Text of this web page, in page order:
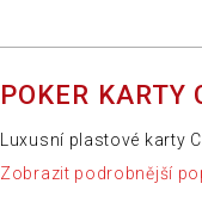
POKER
Luxusní plastové karty
Zobrazit podrobnější